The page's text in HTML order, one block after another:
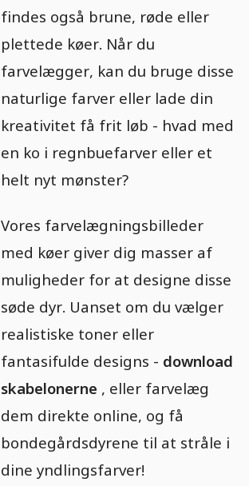
findes også brune, røde eller
plettede køer. Når du
farvelægger, kan du bruge disse
naturlige farver eller lade din
kreativitet få frit løb - hvad med
en ko i regnbuefarver eller et
helt nyt mønster?
Vores farvelægningsbilleder
med køer giver dig masser af
muligheder for at designe disse
søde dyr. Uanset om du vælger
realistiske toner eller
fantasifulde designs - download
skabelonerne , eller farvelæg
dem direkte online, og få
bondegårdsdyrene til at stråle i
dine yndlingsfarver!